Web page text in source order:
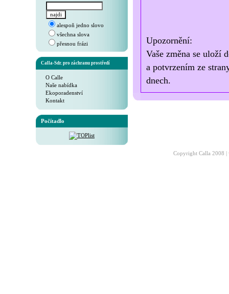
alespoň jedno slovo
všechna slova
přesnou frázi
Calla-Sdr. pro záchranu prostředí
O Calle
Naše nabídka
Ekoporadenství
Kontakt
Počítadlo
Upozornění:
Vaše změna se uloží
a potvrzením ze
dnech.
Copyright Calla 2008 |